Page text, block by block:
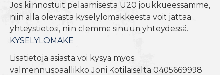
Jos kiinnostuit pelaamisesta U20 joukkueessamme,
niin alla olevasta kyselylomakkeesta voit jättää
yhteystietosi, niin olemme sinuun yhteydessä.
KYSELYLOMAKE
Lisätietoja asiasta voi kysyä myös
valmennuspäällikkö Joni Kotilaiselta 0405669998